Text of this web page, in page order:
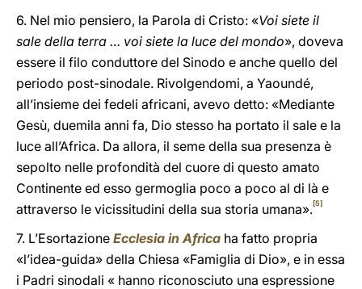
6. Nel mio pensiero, la Parola di Cristo: «Voi siete il
sale della terra … voi siete la luce del mondo», doveva
essere il filo conduttore del Sinodo e anche quello del
periodo post-sinodale. Rivolgendomi, a Yaoundé,
all’insieme dei fedeli africani, avevo detto: «Mediante
Gesù, duemila anni fa, Dio stesso ha portato il sale e la
luce all’Africa. Da allora, il seme della sua presenza è
sepolto nelle profondità del cuore di questo amato
Continente ed esso germoglia poco a poco al di là e
attraverso le vicissitudini della sua storia umana».[5]
7. L’Esortazione Ecclesia in Africa ha fatto propria
«l’idea-guida» della Chiesa «Famiglia di Dio», e in essa
i Padri sinodali « hanno riconosciuto una espressione